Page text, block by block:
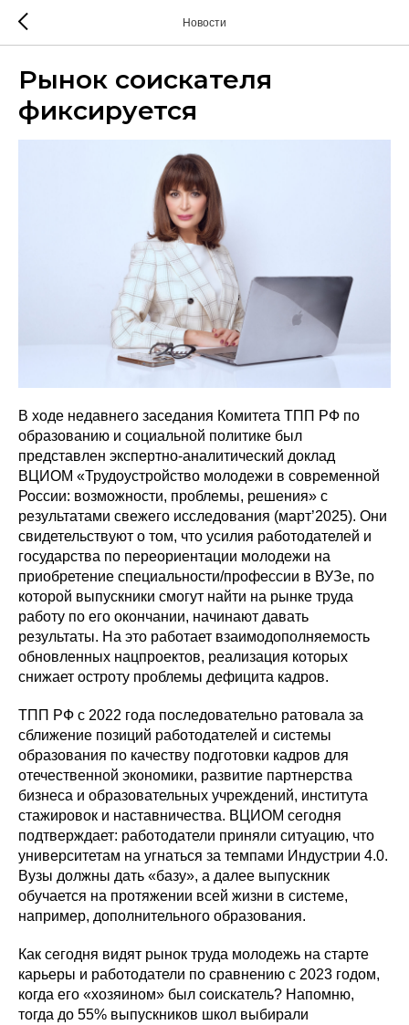
Новости
Рынок соискателя
фиксируется
В ходе недавнего заседания Комитета ТПП РФ по
образованию и социальной политике был
представлен экспертно-аналитический доклад
ВЦИОМ «Трудоустройство молодежи в современной
России: возможности, проблемы, решения» с
результатами свежего исследования (март’2025). Они
свидетельствуют о том, что усилия работодателей и
государства по переориентации молодежи на
приобретение специальности/профессии в ВУЗе, по
которой выпускники смогут найти на рынке труда
работу по его окончании, начинают давать
результаты. На это работает взаимодополняемость
обновленных нацпроектов, реализация которых
снижает остроту проблемы дефицита кадров.
ТПП РФ с 2022 года последовательно ратовала за
сближение позиций работодателей и системы
образования по качеству подготовки кадров для
отечественной экономики, развитие партнерства
бизнеса и образовательных учреждений, института
стажировок и наставничества. ВЦИОМ сегодня
подтверждает: работодатели приняли ситуацию, что
университетам на угнаться за темпами Индустрии 4.0.
Вузы должны дать «базу», а далее выпускник
обучается на протяжении всей жизни в системе,
например, дополнительного образования.
Как сегодня видят рынок труда молодежь на старте
карьеры и работодатели по сравнению с 2023 годом,
когда его «хозяином» был соискатель? Напомню,
тогда до 55% выпускников школ выбирали